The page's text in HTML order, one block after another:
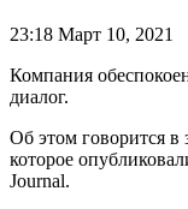
23:18 Март 10, 2021
Компания
диалог.
Об этом говорится в
которое
Journal.